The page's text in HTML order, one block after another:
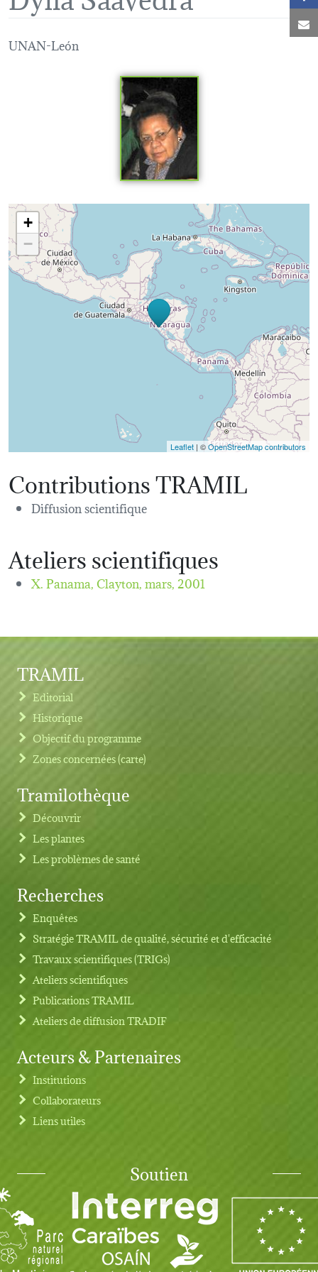
UNAN-León
Loading map...
+
−
Leaflet | ©OpenStreetMap contributors
Contributions TRAMIL
Diffusion scientifique
Ateliers scientifiques
X. Panama, Clayton,mars, 2001
Footer menu
TRAMIL
Editorial
Historique
Objectif du programme
Zones concernées (carte)
Tramilothèque
Découvrir
Les plantes
Les problèmes de santé
Recherches
Enquêtes
Stratégie TRAMIL de qualité, sécurité et d'efficacité
Travaux scientifiques (TRIGs)
Ateliers scientifiques
Publications TRAMIL
Ateliers de diffusion TRADIF
Acteurs & Partenaires
Institutions
Collaborateurs
Liens utiles
Soutien